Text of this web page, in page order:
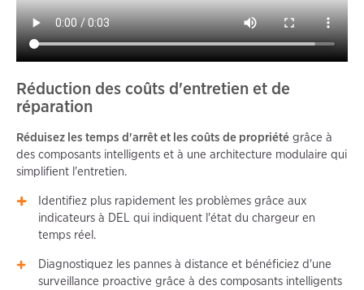
Réduction des coûts d'entretien et de
réparation
Réduisez les temps d'arrêt et les coûts de propriété grâce à
des composants intelligents et à une architecture modulaire qui
simplifient l'entretien.
Identifiez plus rapidement les problèmes grâce aux
indicateurs à DEL qui indiquent l'état du chargeur en
temps réel.
Diagnostiquez les pannes à distance et bénéficiez d'une
surveillance proactive grâce à des composants intelligents